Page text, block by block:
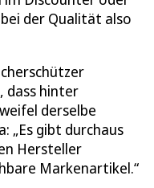
der Qualität also
dass hinter
derselbe
„Es gibt durchaus
Hersteller
Markenartikel.“